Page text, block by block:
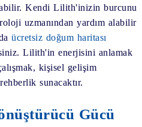
Kendi Lilith'inizin burcunu
uzmanından yardım alabilir
ücretsiz doğum haritası
Lilith'in enerjisini anlamak
kişisel gelişim
sunacaktır.
Gücü